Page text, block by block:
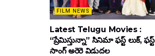
FILM NEWS
Latest Telugu Movies :
“ప్రేమిస్తున్నా” సినిమా ఫస్ట్ లుక్, ఫస్ట్
సాంగ్ అరెరె విడుదల